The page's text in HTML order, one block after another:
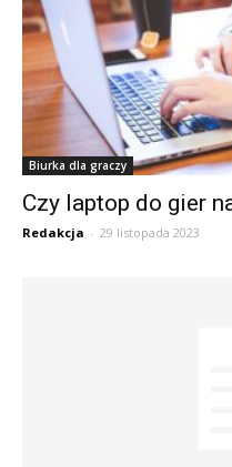
Biurka dla graczy
Czy laptop do gier
Redakcja - 29 listopada 2023